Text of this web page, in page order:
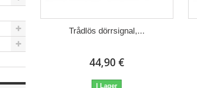
Trådlös dörrsignal,...
44,90 €
I Lager